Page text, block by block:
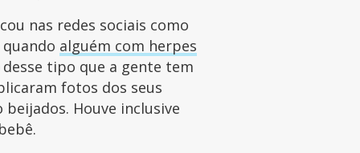
nas redes sociais como
alguém com herpes
tipo que a gente tem
fotos dos seus
Houve inclusive